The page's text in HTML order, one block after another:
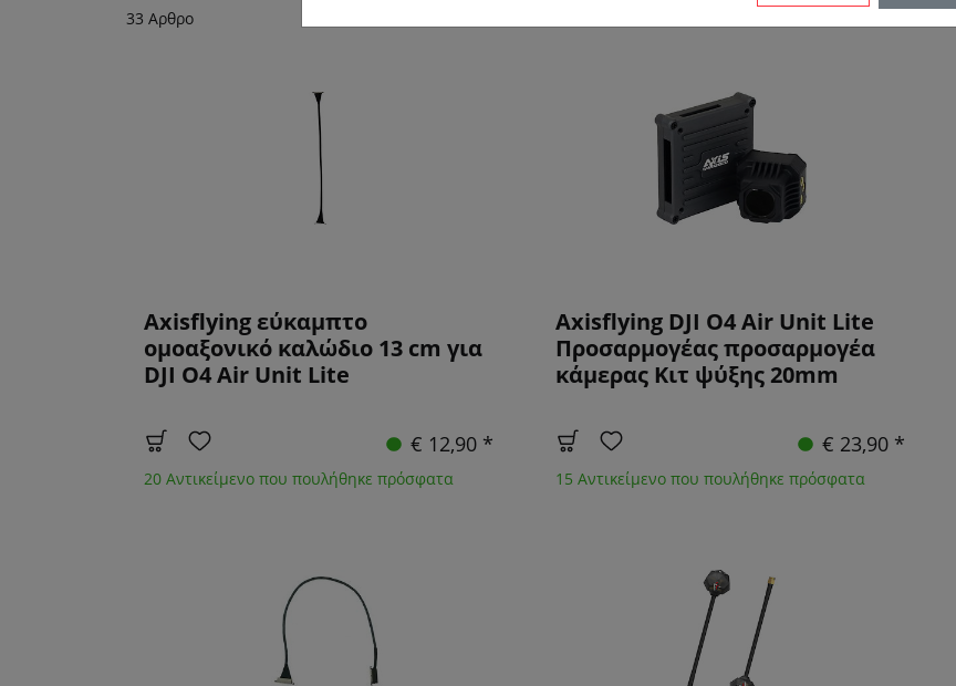
33 Αρθρο
Axisflying εύκαμπτο
ομοαξονικό καλώδιο 13 cm για
DJI O4 Air Unit Lite
€ 12,90 *
20 Αντικείμενο που πουλήθηκε πρόσφατα
Axisflying DJI O4 Air Unit Lite
Προσαρμογέας προσαρμογέα
κάμερας Κιτ ψύξης 20mm
€ 23,90 *
15 Αντικείμενο που πουλήθηκε πρόσφατα